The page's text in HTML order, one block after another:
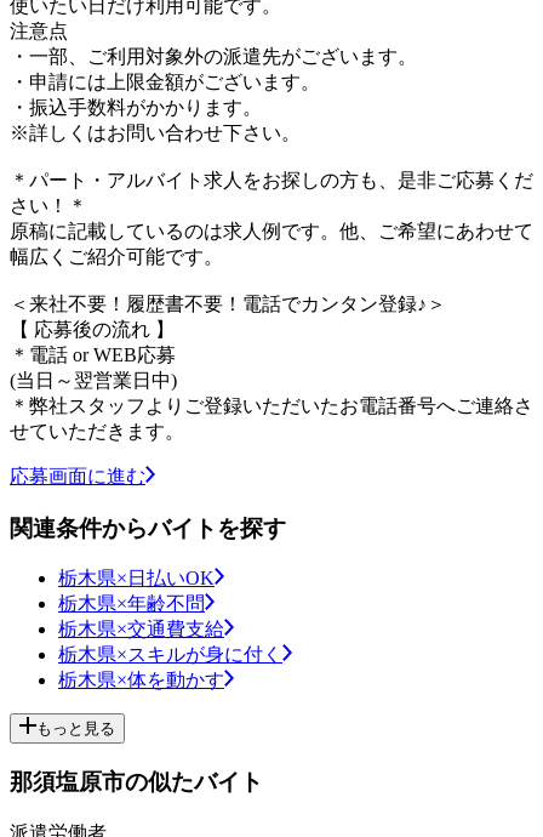
使いたい日だけ利用可能です。
注意点
・一部、ご利用対象外の派遣先がございます。
・申請には上限金額がございます。
・振込手数料がかかります。
※詳しくはお問い合わせ下さい。
＊パート・アルバイト求人をお探しの方も、是非ご応募くだ
さい！＊
原稿に記載しているのは求人例です。他、ご希望にあわせて
幅広くご紹介可能です。
＜来社不要！履歴書不要！電話でカンタン登録♪＞
【 応募後の流れ 】
＊電話 or WEB応募
(当日～翌営業日中)
＊弊社スタッフよりご登録いただいたお電話番号へご連絡さ
せていただきます。
応募画面に進む
関連条件からバイトを探す
栃木県×日払いOK
栃木県×年齢不問
栃木県×交通費支給
栃木県×スキルが身に付く
栃木県×体を動かす
もっと見る
那須塩原市の似たバイト
派遣労働者